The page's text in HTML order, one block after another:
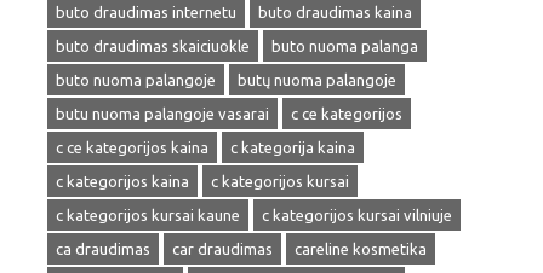
buto draudimas internetu
buto draudimas kaina
buto draudimas skaiciuokle
buto nuoma palanga
buto nuoma palangoje
butų nuoma palangoje
butu nuoma palangoje vasarai
c ce kategorijos
c ce kategorijos kaina
c kategorija kaina
c kategorijos kaina
c kategorijos kursai
c kategorijos kursai kaune
c kategorijos kursai vilniuje
ca draudimas
car draudimas
careline kosmetika